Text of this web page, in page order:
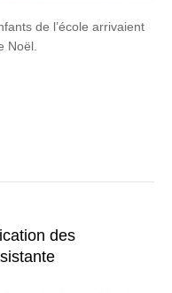
de l’école arrivaient
Noël.
des